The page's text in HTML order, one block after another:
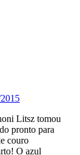
Litsz tomou
pronto para
couro
O azul